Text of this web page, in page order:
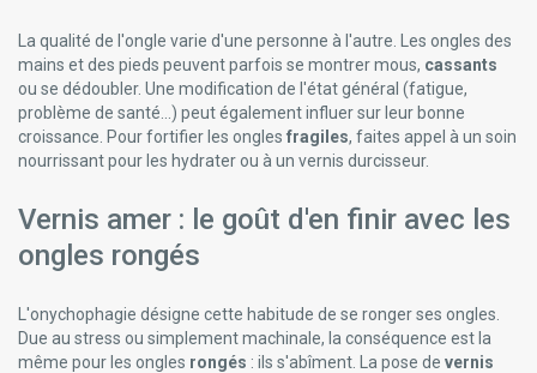
La qualité de l'ongle varie d'une personne à l'autre. Les ongles des
mains et des pieds peuvent parfois se montrer mous, cassants
ou se dédoubler. Une modification de l'état général (fatigue,
problème de santé...) peut également influer sur leur bonne
croissance. Pour fortifier les ongles fragiles, faites appel à un soin
nourrissant pour les hydrater ou à un vernis durcisseur.
Vernis amer : le goût d'en finir avec les
ongles rongés
L'onychophagie désigne cette habitude de se ronger ses ongles.
Due au stress ou simplement machinale, la conséquence est la
même pour les ongles rongés : ils s'abîment. La pose de vernis